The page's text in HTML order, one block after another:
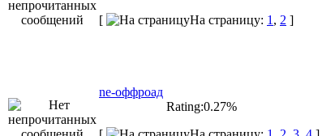
[
На страницу: 1 , 2 ]
ne-оффроад
Rating:0.27%